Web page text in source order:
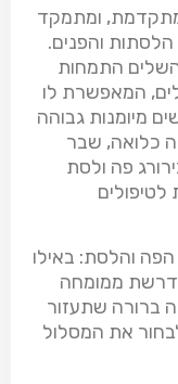
מתקדמת, ומתמקד
והפנים.
התמחות
המאפשרת לו
מיומנות גבוהה
כלואה, שבר
פה ולסת
לטיפולים
והלסת: באילו
ממומחה
ברורה שתעזור
את המסלול